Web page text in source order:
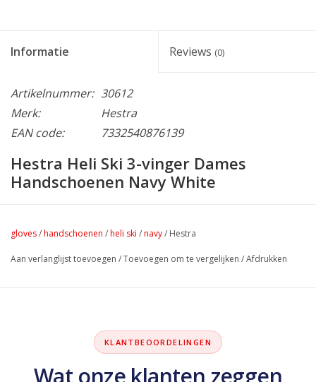
Informatie Reviews (0)
Artikelnummer: 30612
Merk:
Hestra
EAN code:
7332540876139
Hestra Heli Ski 3-vinger Dames
Handschoenen Navy White
gloves/handschoenen /heli ski /navy/ Hestra
Aan verlanglijst toevoegen /Toevoegen om te vergelijken /Afdrukken
KLANTBEOORDELINGEN
Wat onze klanten zeggen